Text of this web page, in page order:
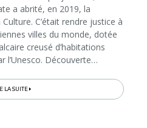
a abrité, en 2019, la
C’était rendre justice à
villes du monde, dotée
creusé d’habitations
l’Unesco. Découverte…
LA SUITE